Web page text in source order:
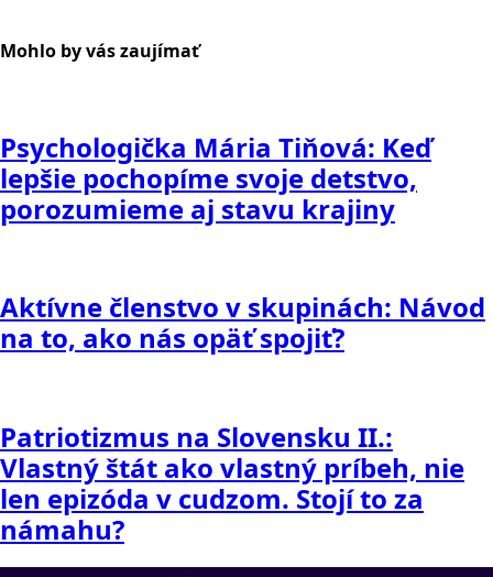
Mohlo by vás zaujímať
Psychologička Mária Tiňová: Keď
lepšie pochopíme svoje detstvo,
porozumieme aj stavu krajiny
Aktívne členstvo v skupinách: Návod
na to, ako nás opäť spojiť?
Patriotizmus na Slovensku II.:
Vlastný štát ako vlastný príbeh, nie
len epizóda v cudzom. Stojí to za
námahu?